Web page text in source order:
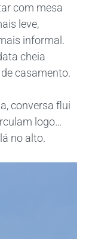
com mesa
leve,
informal.
cheia
casamento.
conversa flui
logo…
no alto.